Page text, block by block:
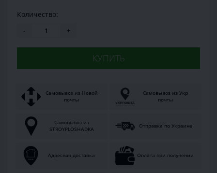
Количество:
- +
КУПИТЬ
Самовывоз из Новой
почты
Самовывоз из Укр
почты
Самовывоз из
STROYPLOSHADKA
Отправка по Украине
Адресная доставка Оплата при получении